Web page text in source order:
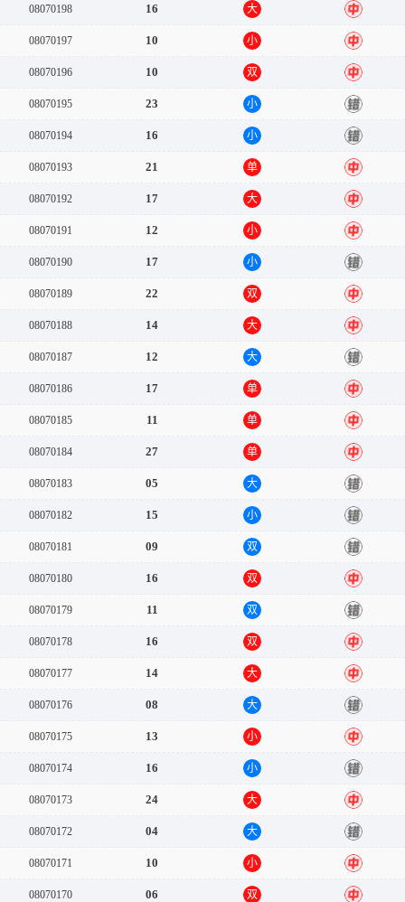
08070198 16 大 中
08070197 10 小 中
08070196 10 双 中
08070195 23 小 错
08070194 16 小 错
08070193 21 单 中
08070192 17 大 中
08070191 12 小 中
08070190 17 小 错
08070189 22 双 中
08070188 14 大 中
08070187 12 大 错
08070186 17 单 中
08070185 11 单 中
08070184 27 单 中
08070183 05 大 错
08070182 15 小 错
08070181 09 双 错
08070180 16 双 中
08070179 11 双 错
08070178 16 双 中
08070177 14 大 中
08070176 08 大 错
08070175 13 小 中
08070174 16 小 错
08070173 24 大 中
08070172 04 大 错
08070171 10 小 中
08070170 06 双 中